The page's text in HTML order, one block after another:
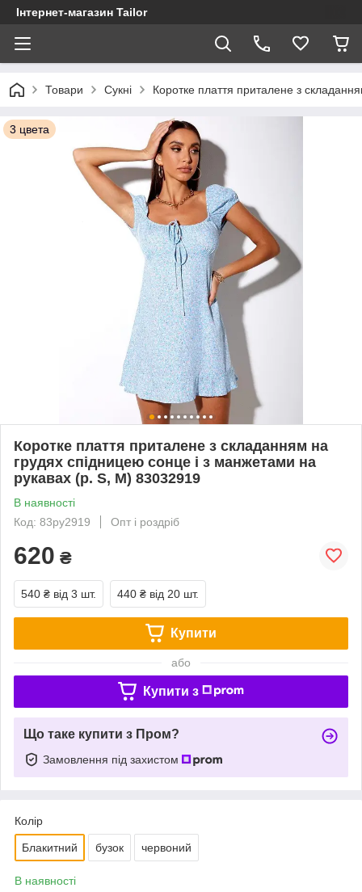
Інтернет-магазин Tailor
Товари Сукні Коротке плаття приталене з
3 цвета
Коротке плаття приталене з складанням на
грудях спідницею сонце і з манжетами на
рукавах (р. S, M) 83032919
В наявності
Код: 83py2919
Опт і роздріб
620 ₴
540 ₴ від 3 шт. 440 ₴ від 20 шт.
Купити
або
Купити з
Що таке купити з Пром?
Замовлення під захистом
Колір
Блакитний бузок червоний
В наявності